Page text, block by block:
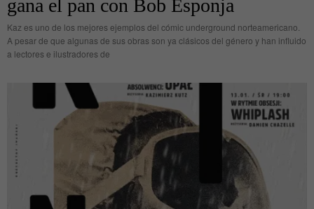
gana el pan con Bob Esponja
Kaz es uno de los mejores ejemplos del cómic underground norteamericano.
A pesar de que algunas de sus obras son ya clásicos del género y han influido
a lectores e ilustradores de